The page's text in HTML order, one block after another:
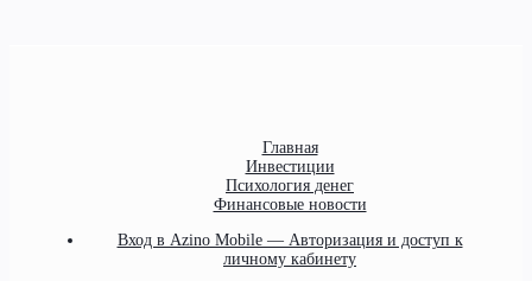
Главная
Инвестиции
Психология денег
Финансовые новости
Вход в Azino Mobile — Авторизация и доступ к
личному кабинету